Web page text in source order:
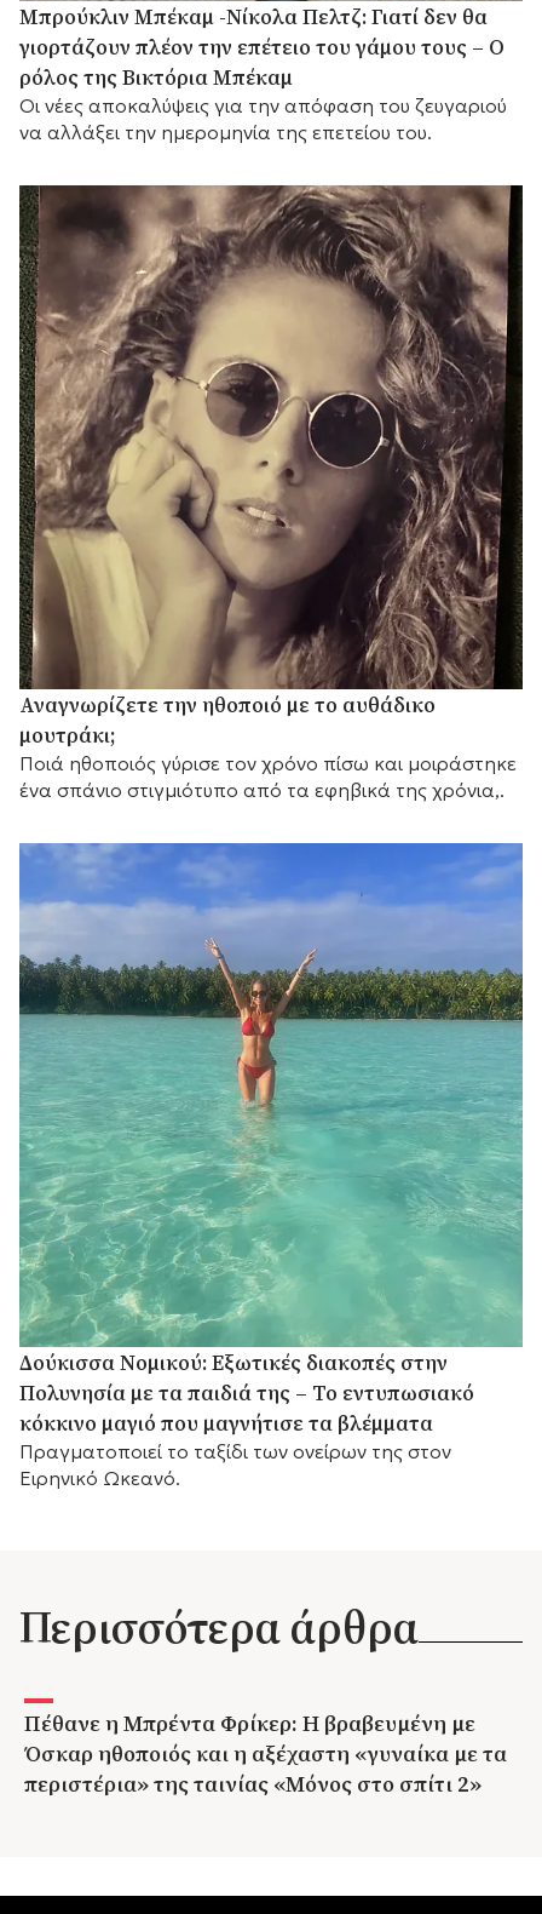
Μπρούκλιν Μπέκαμ -Νίκολα Πελτζ: Γιατί δεν θα
γιορτάζουν πλέον την επέτειο του γάμου τους – Ο
ρόλος της Βικτόρια Μπέκαμ
Οι νέες αποκαλύψεις για την απόφαση του ζευγαριού
να αλλάξει την ημερομηνία της επετείου του.
Αναγνωρίζετε την ηθοποιό με το αυθάδικο
μουτράκι;
Ποιά ηθοποιός γύρισε τον χρόνο πίσω και μοιράστηκε
ένα σπάνιο στιγμιότυπο από τα εφηβικά της χρόνια,.
Δούκισσα Νομικού: Εξωτικές διακοπές στην
Πολυνησία με τα παιδιά της – Το εντυπωσιακό
κόκκινο μαγιό που μαγνήτισε τα βλέμματα
Πραγματοποιεί το ταξίδι των ονείρων της στον
Ειρηνικό Ωκεανό.
Περισσότερα άρθρα
Πέθανε η Μπρέντα Φρίκερ: Η βραβευμένη με
Όσκαρ ηθοποιός και η αξέχαστη «γυναίκα με τα
περιστέρια» της ταινίας «Μόνος στο σπίτι 2»